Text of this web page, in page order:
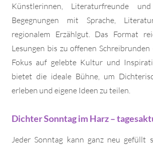
Künstlerinnen, Literaturfreunde
Begegnungen mit Sprache,
regionalem Erzählgut. Das Format
Lesungen bis zu offenen
Fokus auf gelebte Kultur und
bietet die ideale Bühne, um
erleben und eigene Ideen zu teilen.
Dichter Sonntag im Harz –
Jeder Sonntag kann ganz neu gefüllt